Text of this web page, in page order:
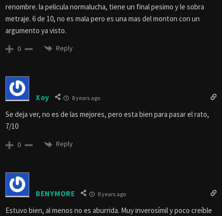
renombre. la pelicula normalucha, tiene un final pesimo y le sobra
metraje. 6 de 10, no es mala pero es una mas del monton con un
argumento ya visto.
0 Reply
Xoy 8 years ago
Se deja ver, no es de las mejores, pero esta bien para pasar el rato,
7/10
0 Reply
BENYMORE 8 years ago
Estuvo bien, al menos no es aburrida. Muy inverosímil y poco creíble